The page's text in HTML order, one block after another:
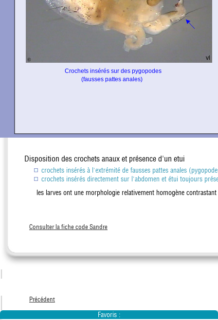
Disposition des crochets anaux et présence d'un etui
crochets insérés à l'extrémité de fausses pattes anales
crochets insérés directement sur l'abdomen et étui toujours
les larves ont une morphologie relativement homogène
Consulter la fiche code Sandre
Précédent
Favoris :